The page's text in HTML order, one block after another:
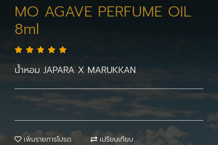
MO AGAVE PERFUME OIL
8ml
น้ำหอม JAPARA X MARUKKAN
เพิ่มรายการโปรด เปรียบเทียบ